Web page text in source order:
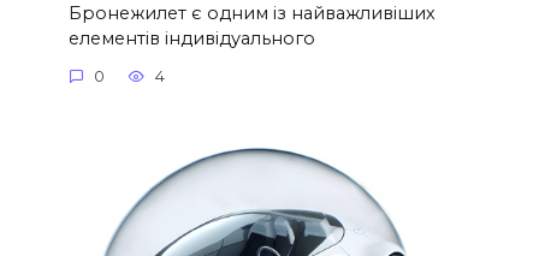
Бронежилет є одним із найважливіших
елементів індивідуального
0 4